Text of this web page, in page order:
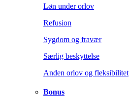
Løn under orlov
Refusion
Sygdom og fravær
Særlig beskyttelse
Anden orlov og fleksibilitet
Bonus